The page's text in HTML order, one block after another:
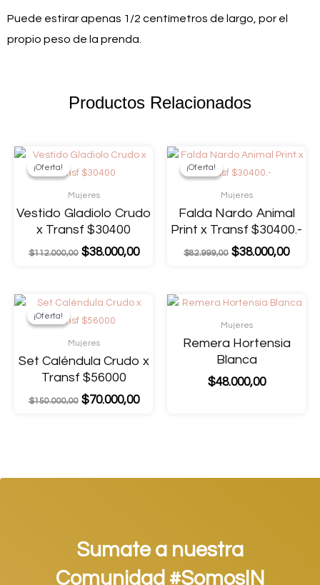
Puede estirar apenas 1/2 centímetros de largo, por el
propio peso de la prenda.
Productos Relacionados
¡Oferta!
¡Oferta!
Mujeres
Vestido Gladiolo Crudo
x Transf $30400
$112.000,00 $38.000,00
¡Oferta!
¡Oferta!
Mujeres
Falda Nardo Animal
Print x Transf $30400.-
$82.999,00 $38.000,00
¡Oferta!
¡Oferta!
Mujeres
Set Caléndula Crudo x
Transf $56000
$150.000,00 $70.000,00
Mujeres
Remera Hortensia
Blanca
$48.000,00
Sumate a nuestra
Comunidad #SomosIN